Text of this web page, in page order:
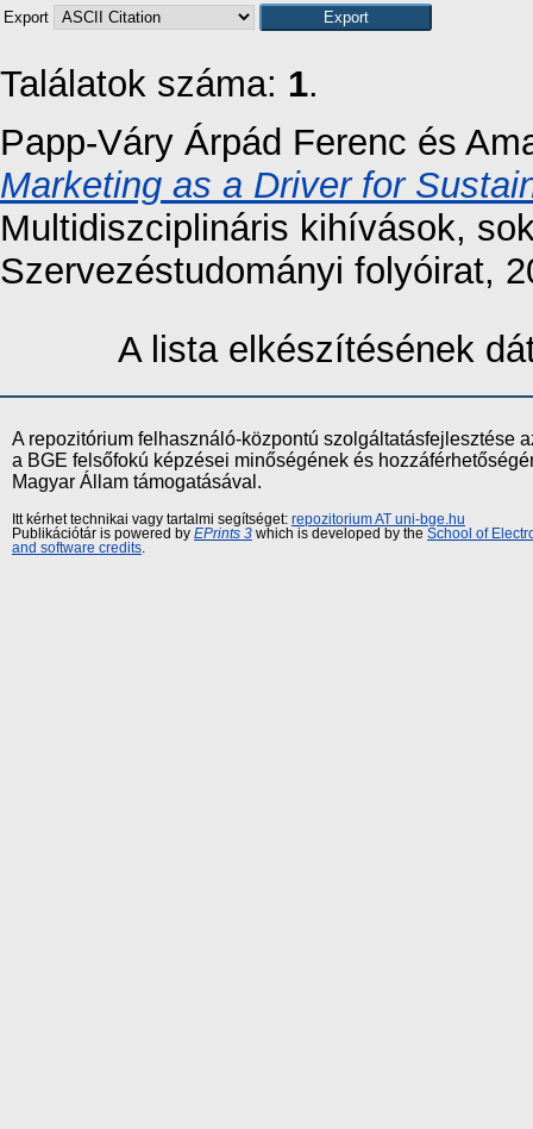
Export
Találatok száma: 1.
Papp-Váry Árpád Ferenc és
Marketing as a Driver for
Multidiszciplináris kihívások,
Szervezéstudományi folyóirat,
A lista elkészítésének
A repozitórium felhasználó-központú szolgáltatásfejlesztése
a BGE felsőfokú képzései minőségének és
Magyar Állam támogatásával.
Itt kérhet technikai vagy tartalmi segítséget: repozitorium AT uni-bge.hu
Publikációtár is powered by EPrints 3 which is developed by the School of
and software credits